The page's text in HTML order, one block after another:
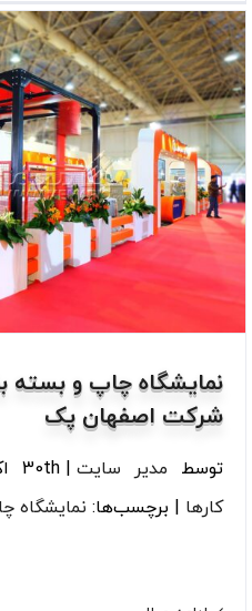
شرکت اصفهان پک
توسط مدیر سایت | 30th اکتبر, 2023
کارها | برچسب‌ها: نمایشگاه